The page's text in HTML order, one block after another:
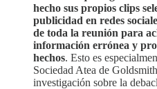
hecho sus propios clips
publicidad en redes
de toda la reunión para
información errónea y
hechos. Esto es
Sociedad Atea de
investigación sobre la